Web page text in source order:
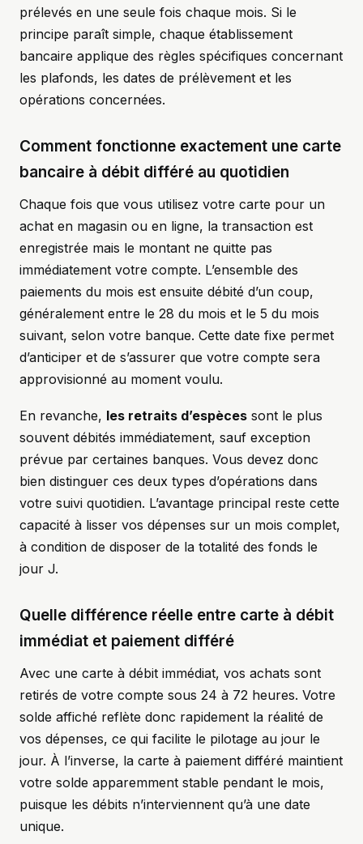
prélevés en une seule fois chaque mois. Si le
principe paraît simple, chaque établissement
bancaire applique des règles spécifiques concernant
les plafonds, les dates de prélèvement et les
opérations concernées.
Comment fonctionne exactement une carte
bancaire à débit différé au quotidien
Chaque fois que vous utilisez votre carte pour un
achat en magasin ou en ligne, la transaction est
enregistrée mais le montant ne quitte pas
immédiatement votre compte. L’ensemble des
paiements du mois est ensuite débité d’un coup,
généralement entre le 28 du mois et le 5 du mois
suivant, selon votre banque. Cette date fixe permet
d’anticiper et de s’assurer que votre compte sera
approvisionné au moment voulu.
En revanche, les retraits d’espèces sont le plus
souvent débités immédiatement, sauf exception
prévue par certaines banques. Vous devez donc
bien distinguer ces deux types d’opérations dans
votre suivi quotidien. L’avantage principal reste cette
capacité à lisser vos dépenses sur un mois complet,
à condition de disposer de la totalité des fonds le
jour J.
Quelle différence réelle entre carte à débit
immédiat et paiement différé
Avec une carte à débit immédiat, vos achats sont
retirés de votre compte sous 24 à 72 heures. Votre
solde affiché reflète donc rapidement la réalité de
vos dépenses, ce qui facilite le pilotage au jour le
jour. À l’inverse, la carte à paiement différé maintient
votre solde apparemment stable pendant le mois,
puisque les débits n’interviennent qu’à une date
unique.